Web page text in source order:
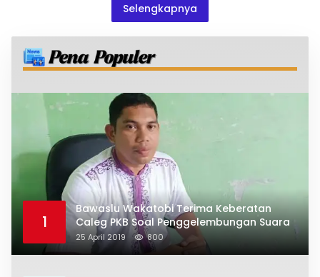
Selengkapnya
1
Bawaslu Wakatobi Terima Keberatan
Caleg PKB Soal Penggelembungan Suara
25 April 2019 800